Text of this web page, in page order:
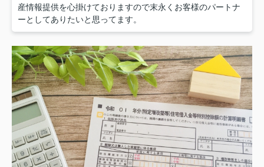
産情報提供を心掛けておりますので末永くお客様のパートナ
ーとしてありたいと思ってます。